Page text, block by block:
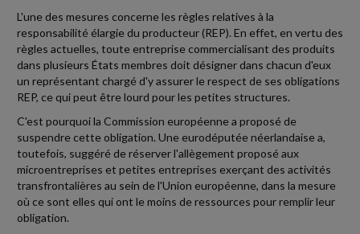
L'une des mesures concerne les règles relatives à la
responsabilité élargie du producteur (REP). En effet, en vertu des
règles actuelles, toute entreprise commercialisant des produits
dans plusieurs États membres doit désigner dans chacun d'eux
un représentant chargé d'y assurer le respect de ses obligations
REP, ce qui peut être lourd pour les petites structures.
C'est pourquoi la Commission européenne a proposé de
suspendre cette obligation. Une eurodéputée néerlandaise a,
toutefois, suggéré de réserver l'allègement proposé aux
microentreprises et petites entreprises exerçant des activités
transfrontalières au sein de l'Union européenne, dans la mesure
où ce sont elles qui ont le moins de ressources pour remplir leur
obligation.